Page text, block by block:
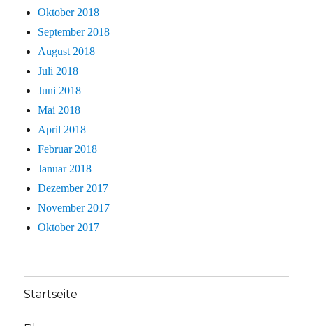
Oktober 2018
September 2018
August 2018
Juli 2018
Juni 2018
Mai 2018
April 2018
Februar 2018
Januar 2018
Dezember 2017
November 2017
Oktober 2017
Startseite